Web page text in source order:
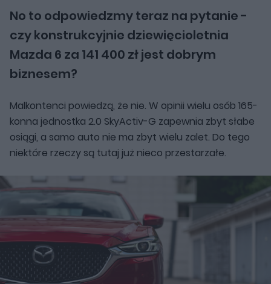
No to odpowiedzmy teraz na pytanie -
czy konstrukcyjnie dziewięcioletnia
Mazda 6 za 141 400 zł jest dobrym
biznesem?
Malkontenci powiedzą, że nie. W opinii wielu osób 165-
konna jednostka 2.0 SkyActiv-G zapewnia zbyt słabe
osiągi, a samo auto nie ma zbyt wielu zalet. Do tego
niektóre rzeczy są tutaj już nieco przestarzałe.